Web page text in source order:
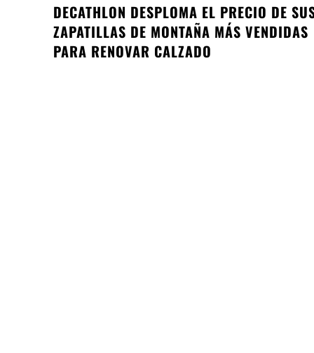
DECATHLON DESPLOMA EL PRECIO DE
ZAPATILLAS DE MONTAÑA MÁS VENDIDAS
PARA RENOVAR CALZADO